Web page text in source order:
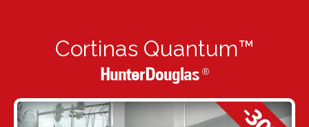
Cortinas Quantum™
HunterDouglas ®